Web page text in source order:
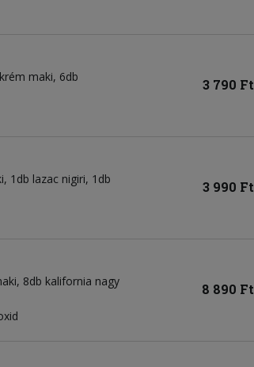
maki, 6db
3 790 Ft
1db lazac nigiri, 1db
3 990 Ft
8db kalifornia nagy
8 890 Ft